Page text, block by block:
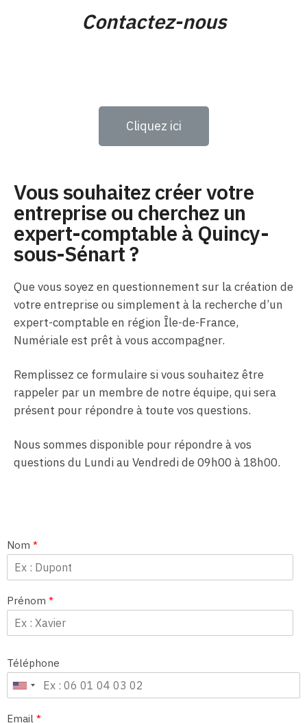
Contactez-nous
Cliquez ici
Vous souhaitez créer votre
entreprise ou cherchez un
expert-comptable à Quincy-
sous-Sénart ?
Que vous soyez en questionnement sur la création de
votre entreprise ou simplement à la recherche d’un
expert-comptable en région Île-de-France,
Numériale est prêt à vous accompagner.
Remplissez ce formulaire si vous souhaitez être
rappeler par un membre de notre équipe, qui sera
présent pour répondre à toute vos questions.
Nous sommes disponible pour répondre à vos
questions du Lundi au Vendredi de 09h00 à 18h00.
Nom *
Prénom *
Téléphone
Email *